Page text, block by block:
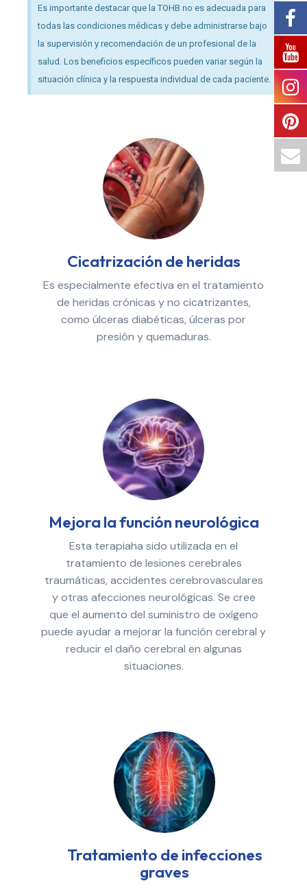
Es importante destacar que la TOHB no es adecuada para
todas las condiciones médicas y debe administrarse bajo
la supervisión y recomendación de un profesional de la
salud. Los beneficios específicos pueden variar según la
situación clínica y la respuesta individual de cada paciente.
Cicatrización de heridas
Es especialmente efectiva en el tratamiento
de heridas crónicas y no cicatrizantes,
como úlceras diabéticas, úlceras por
presión y quemaduras.
Mejora la función neurológica
Esta terapiaha sido utilizada en el
tratamiento de lesiones cerebrales
traumáticas, accidentes cerebrovasculares
y otras afecciones neurológicas. Se cree
que el aumento del suministro de oxígeno
puede ayudar a mejorar la función cerebral y
reducir el daño cerebral en algunas
situaciones.
Tratamiento de infecciones
graves